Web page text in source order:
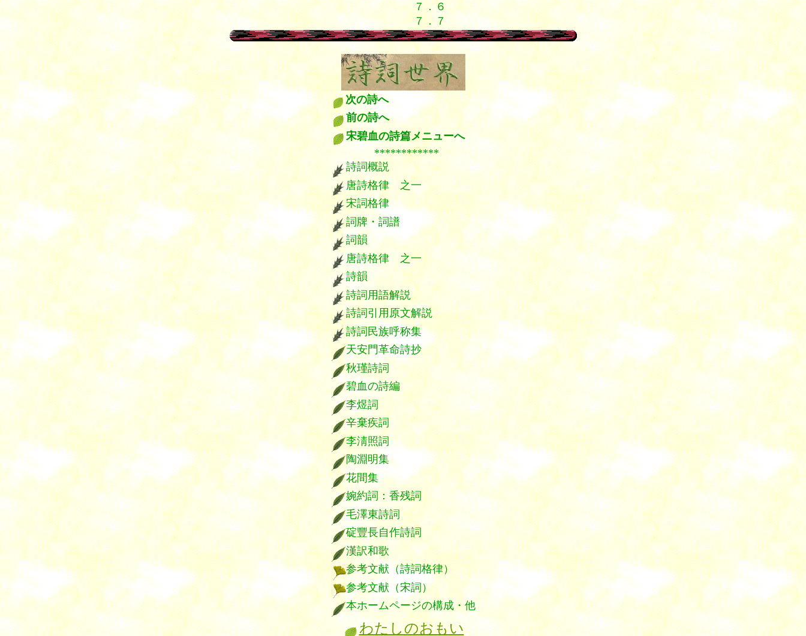
７．６
７．７
次の詩へ
前の詩へ
宋碧血の詩篇メニューへ
************
詩詞概説
唐詩格律 之一
宋詞格律
詞牌・詞譜
詞韻
唐詩格律 之一
詩韻
詩詞用語解説
詩詞引用原文解説
詩詞民族呼称集
天安門革命詩抄
秋瑾詩詞
碧血の詩編
李煜詞
辛棄疾詞
李淸照詞
陶淵明集
花間集
婉約詞：香残詞
毛澤東詩詞
碇豐長自作詩詞
漢訳和歌
参考文献（詩詞格律）
参考文献（宋詞）
本ホームページの構成・他
わたしのおもい